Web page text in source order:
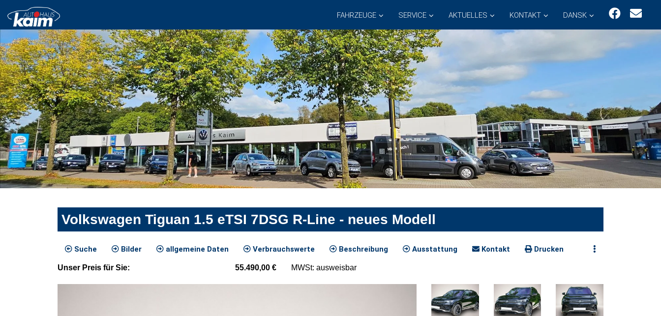
FAHRZEUGE SERVICE AKTUELLES KONTAKT DANSK
Volkswagen Tiguan 1.5 eTSI 7DSG R-Line - neues Modell
Suche Bilder allgemeine Daten Verbrauchswerte Beschreibung Ausstattung Kontakt Drucken
Unser Preis für Sie: 55.490,00 € MWSt: ausweisbar